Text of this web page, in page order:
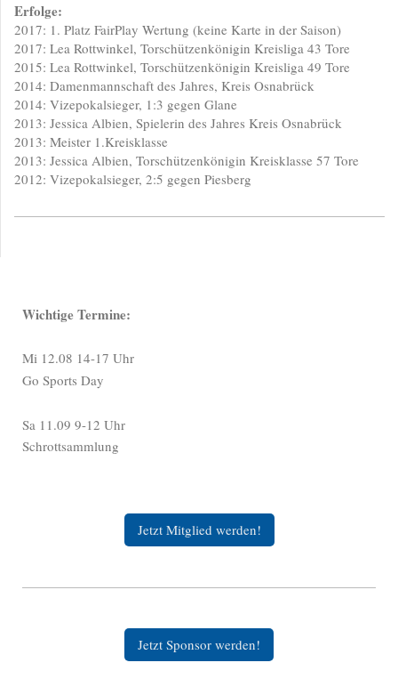
Erfolge:
2017: 1. Platz FairPlay Wertung (keine Karte in der Saison)
2017: Lea Rottwinkel, Torschützenkönigin Kreisliga 43 Tore
2015: Lea Rottwinkel, Torschützenkönigin Kreisliga 49 Tore
2014: Damenmannschaft des Jahres, Kreis Osnabrück
2014: Vizepokalsieger, 1:3 gegen Glane
2013: Jessica Albien, Spielerin des Jahres Kreis Osnabrück
2013: Meister 1.Kreisklasse
2013: Jessica Albien, Torschützenkönigin Kreisklasse 57 Tore
2012: Vizepokalsieger, 2:5 gegen Piesberg
Wichtige Termine:
Mi 12.08 14-17 Uhr
Go Sports Day
Sa 11.09 9-12 Uhr
Schrottsammlung
Jetzt Mitglied werden!
Jetzt Sponsor werden!